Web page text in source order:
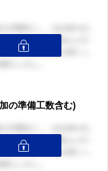
の準備工数含む)